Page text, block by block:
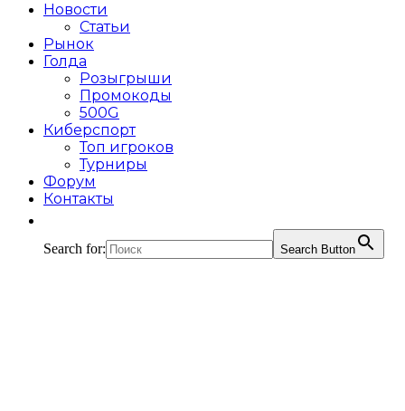
Новости
Статьи
Рынок
Голда
Розыгрыши
Промокоды
500G
Киберспорт
Топ игроков
Турниры
Форум
Контакты
Search for: Search Button